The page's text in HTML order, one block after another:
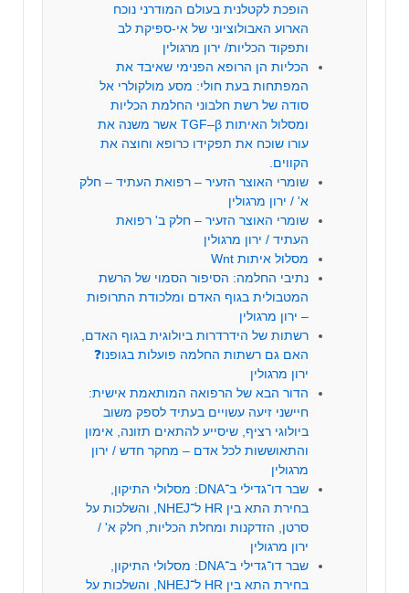
הופכת לקטלנית בעולם המודרני נוכח
הארוע האבולוציוני של אי-ספיקת לב
ותפקוד הכליות/ ירון מרגולין
הכליות הן הרופא הפנימי שאיבד את
המפתחות בעת חולי: מסע מולקולרי אל
סודה של רשת חלבוני החלמת הכליות
ומסלול האיתות TGF–β אשר משנה את
עורו שוכח את תפקידו כרופא וחוצה את
הקווים.
שומרי האוצר הזעיר – רפואת העתיד – חלק
א' / ירון מרגולין
שומרי האוצר הזעיר – חלק ב' רפואת
העתיד / ירון מרגולין
מסלול איתות Wnt
נתיבי החלמה: הסיפור הסמוי של הרשת
המטבולית בגוף האדם ומלכודת התרופות
– ירון מרגולין
רשתות של הידרדרות ביולוגית בגוף האדם,
האם גם רשתות החלמה פועלות בגופנו❓
ירון מרגולין
הדור הבא של הרפואה המותאמת אישית:
חיישני זיעה עשויים בעתיד לספק משוב
ביולוגי רציף, שיסייע להתאים תזונה, אימון
והתאוששות לכל אדם – מחקר חדש / ירון
מרגולין
שבר דו־גדילי ב־DNA: מסלולי התיקון,
בחירת התא בין HR ל־NHEJ, והשלכות על
סרטן, הזדקנות ומחלת הכליות, חלק א' /
ירון מרגולין
שבר דו־גדילי ב־DNA: מסלולי התיקון,
בחירת התא בין HR ל־NHEJ, והשלכות על